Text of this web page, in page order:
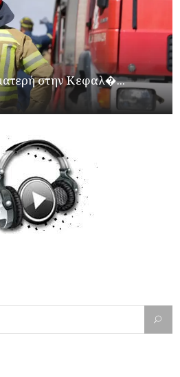
στην Κεφαλ�...